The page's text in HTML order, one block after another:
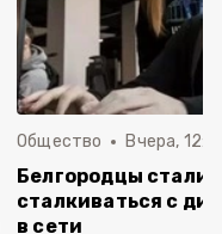
Общество Вчера,
Белгородцы стали
сталкиваться с
в сети